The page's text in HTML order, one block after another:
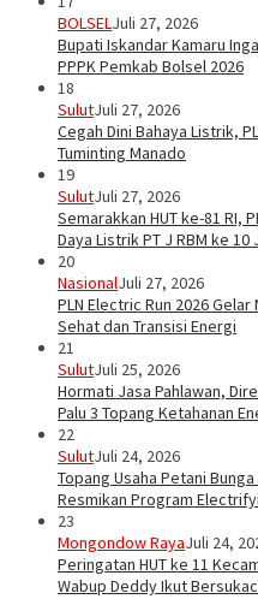
BOLSELJuli 27, 2026
Bupati Iskandar Kamaru
PPPK Pemkab Bolsel 2026
18
SulutJuli 27, 2026
Cegah Dini Bahaya Listrik,
Tuminting Manado
19
SulutJuli 27, 2026
Semarakkan HUT ke-81 RI,
Daya Listrik PT J RBM ke 10
20
NasionalJuli 27, 2026
PLN Electric Run 2026
Sehat dan Transisi Energi
21
SulutJuli 25, 2026
Hormati Jasa Pahlawan,
Palu 3 Topang Ketahanan
22
SulutJuli 24, 2026
Topang Usaha Petani
Resmikan Program
23
Mongondow RayaJuli 24,
Peringatan HUT ke 11
Wabup Deddy Ikut